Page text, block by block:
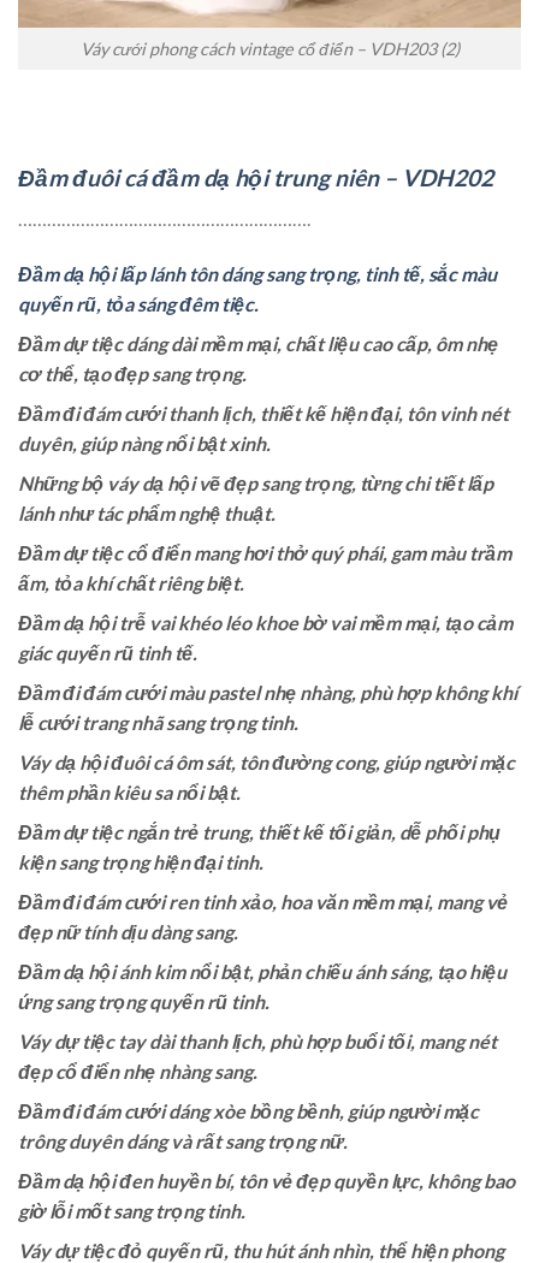
Váy cưới phong cách vintage cổ điển – VDH203 (2)
Đầm đuôi cá đầm dạ hội trung niên – VDH202
…………………………………………………….
Đầm dạ hội lấp lánh tôn dáng sang trọng, tinh tế, sắc màu
quyến rũ, tỏa sáng đêm tiệc.
Đầm dự tiệc dáng dài mềm mại, chất liệu cao cấp, ôm nhẹ
cơ thể, tạo đẹp sang trọng.
Đầm đi đám cưới thanh lịch, thiết kế hiện đại, tôn vinh nét
duyên, giúp nàng nổi bật xinh.
Những bộ váy dạ hội vẽ đẹp sang trọng, từng chi tiết lấp
lánh như tác phẩm nghệ thuật.
Đầm dự tiệc cổ điển mang hơi thở quý phái, gam màu trầm
ấm, tỏa khí chất riêng biệt.
Đầm dạ hội trễ vai khéo léo khoe bờ vai mềm mại, tạo cảm
giác quyến rũ tinh tế.
Đầm đi đám cưới màu pastel nhẹ nhàng, phù hợp không khí
lễ cưới trang nhã sang trọng tinh.
Váy dạ hội đuôi cá ôm sát, tôn đường cong, giúp người mặc
thêm phần kiêu sa nổi bật.
Đầm dự tiệc ngắn trẻ trung, thiết kế tối giản, dễ phối phụ
kiện sang trọng hiện đại tinh.
Đầm đi đám cưới ren tinh xảo, hoa văn mềm mại, mang vẻ
đẹp nữ tính dịu dàng sang.
Đầm dạ hội ánh kim nổi bật, phản chiếu ánh sáng, tạo hiệu
ứng sang trọng quyến rũ tinh.
Váy dự tiệc tay dài thanh lịch, phù hợp buổi tối, mang nét
đẹp cổ điển nhẹ nhàng sang.
Đầm đi đám cưới dáng xòe bồng bềnh, giúp người mặc
trông duyên dáng và rất sang trọng nữ.
Đầm dạ hội đen huyền bí, tôn vẻ đẹp quyền lực, không bao
giờ lỗi mốt sang trọng tinh.
Váy dự tiệc đỏ quyến rũ, thu hút ánh nhìn, thể hiện phong